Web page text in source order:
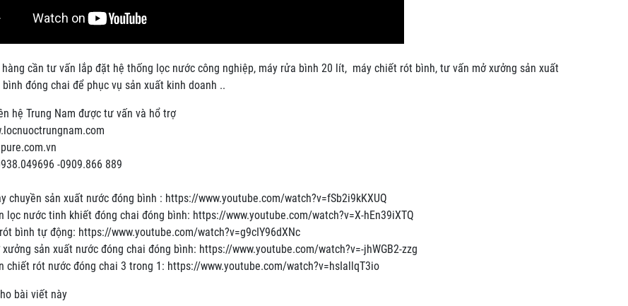
hàng cần tư vấn lắp đặt hệ thống lọc nước công nghiệp, máy rửa bình 20 lít, máy chiết rót bình, tư vấn mở xưởng sản xuất
đóng chai để phục vụ sản xuất kinh doanh ..
hệ Trung Nam được tư vấn và hổ trợ
-0909.866 889
chuyền sản xuất nước đóng bình : https://www.youtube.com/watch?v=fSb2i9kKXUQ
lọc nước tinh khiết đóng chai đóng bình: https://www.youtube.com/watch?v=X-hEn39iXTQ
bình tự động: https://www.youtube.com/watch?v=g9cIY96dXNc
sản xuất nước đóng chai đóng bình: https://www.youtube.com/watch?v=-jhWGB2-zzg
chiết rót nước đóng chai 3 trong 1: https://www.youtube.com/watch?v=hsIallqT3io
bài viết này